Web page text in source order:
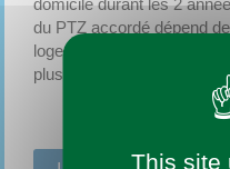
domicile durant les 2
du PTZ accordé dépend
logement. Il est possible
plusieurs autres prêts.
This site